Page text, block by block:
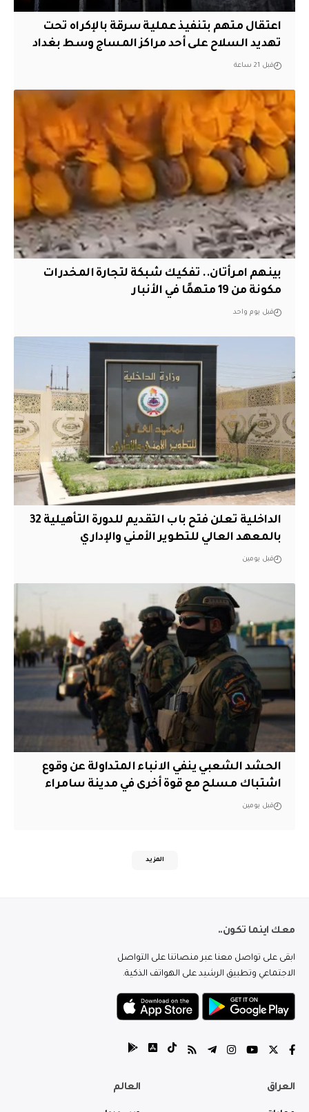
اعتقال متهم بتنفيذ عملية سرقة بالإكراه تحت
تهديد السلاح على أحد مراكز المساج وسط بغداد
قبل 21 ساعة
بينهم امرأتان.. تفكيك شبكة لتجارة المخدرات
مكونة من 19 متهمًا في الأنبار
قبل يوم واحد
الداخلية تعلن فتح باب التقديم للدورة التأهيلية 32
بالمعهد العالي للتطوير الأمني والإداري
قبل يومين
الحشد الشعبي ينفي الانباء المتداولة عن وقوع
اشتباك مسلح مع قوة أخرى في مدينة سامراء
قبل يومين
المزيد
معك اينما تكون..
ابقى على تواصل معنا عبر منصاتنا على التواصل
الاجتماعي وتطبيق الرشيد على الهواتف الذكية.
العراق العالم